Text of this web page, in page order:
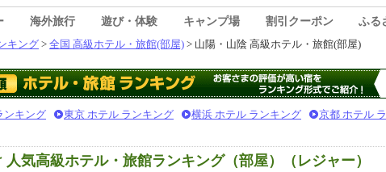
海外旅行 遊び・体験 キャンプ場 割引クーポン ふる
キング > 全国 高級ホテル・旅館(部屋) > 山陽・山陰 高級ホテル・旅館(部屋)
ンキング 東京 ホテル ランキング 横浜 ホテル ランキング 京都 ホテル
気高級ホテル・旅館ランキング（部屋）（レジャー）